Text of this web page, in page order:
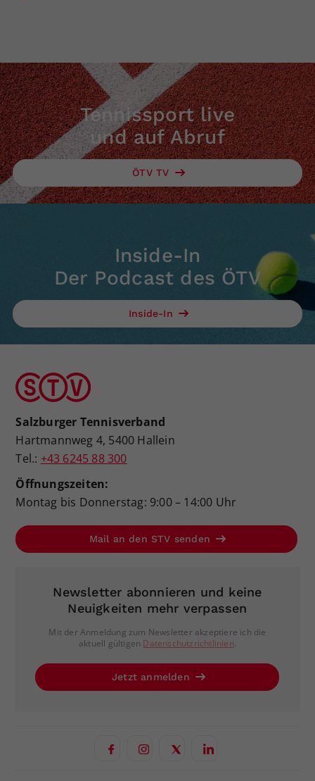
Tennissport live
und auf Abruf
ÖTV TV
Inside-In
Der Podcast des ÖTV
Inside-In
Salzburger Tennisverband
Hartmannweg 4, 5400 Hallein
Tel.: +43 6245 88 300
Öffnungszeiten:
Montag bis Donnerstag: 9:00 – 14:00 Uhr
Mail an den STV senden
Newsletter abonnieren und keine
Neuigkeiten mehr verpassen
Mit der Anmeldung zum Newsletter akzeptiere ich die
aktuell gültigen Datenschutzrichtlinien.
Jetzt anmelden